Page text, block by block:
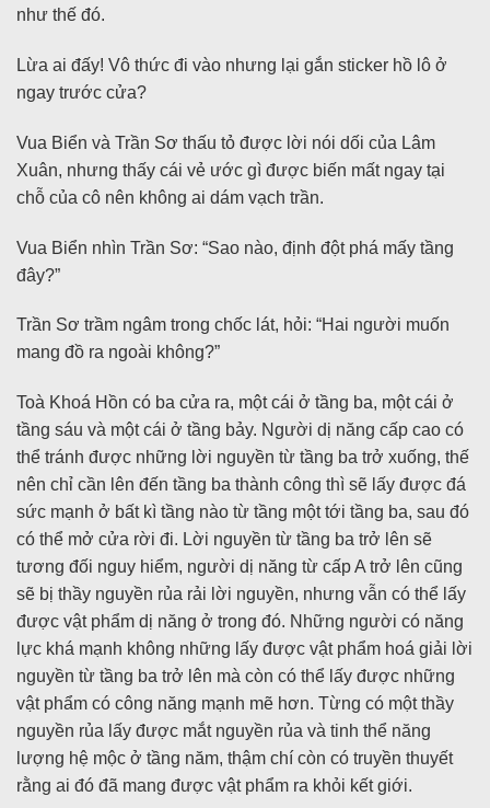
như thế đó.
Lừa ai đấy! Vô thức đi vào nhưng lại gắn sticker hồ lô ở
ngay trước cửa?
Vua Biển và Trần Sơ thấu tỏ được lời nói dối của Lâm
Xuân, nhưng thấy cái vẻ ước gì được biến mất ngay tại
chỗ của cô nên không ai dám vạch trần.
Vua Biển nhìn Trần Sơ: “Sao nào, định đột phá mấy tầng
đây?”
Trần Sơ trầm ngâm trong chốc lát, hỏi: “Hai người muốn
mang đồ ra ngoài không?”
Toà Khoá Hồn có ba cửa ra, một cái ở tầng ba, một cái ở
tầng sáu và một cái ở tầng bảy. Người dị năng cấp cao có
thể tránh được những lời nguyền từ tầng ba trở xuống, thế
nên chỉ cần lên đến tầng ba thành công thì sẽ lấy được đá
sức mạnh ở bất kì tầng nào từ tầng một tới tầng ba, sau đó
có thể mở cửa rời đi. Lời nguyền từ tầng ba trở lên sẽ
tương đối nguy hiểm, người dị năng từ cấp A trở lên cũng
sẽ bị thầy nguyền rủa rải lời nguyền, nhưng vẫn có thể lấy
được vật phẩm dị năng ở trong đó. Những người có năng
lực khá mạnh không những lấy được vật phẩm hoá giải lời
nguyền từ tầng ba trở lên mà còn có thể lấy được những
vật phẩm có công năng mạnh mẽ hơn. Từng có một thầy
nguyền rủa lấy được mắt nguyền rủa và tinh thể năng
lượng hệ mộc ở tầng năm, thậm chí còn có truyền thuyết
rằng ai đó đã mang được vật phẩm ra khỏi kết giới.